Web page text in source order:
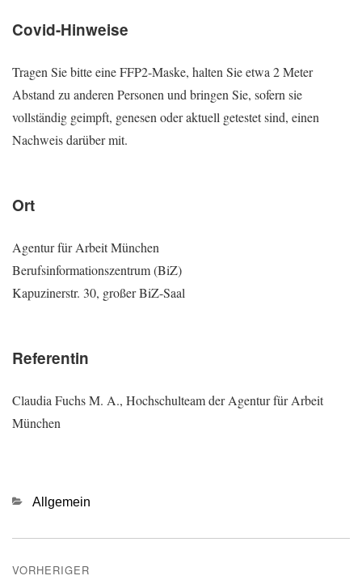
Covid-Hinweise
Tragen Sie bitte eine FFP2-Maske, halten Sie etwa 2 Meter
Abstand zu anderen Personen und bringen Sie, sofern sie
vollständig geimpft, genesen oder aktuell getestet sind, einen
Nachweis darüber mit.
Ort
Agentur für Arbeit München
Berufsinformationszentrum (BiZ)
Kapuzinerstr. 30, großer BiZ-Saal
Referentin
Claudia Fuchs M. A., Hochschulteam der Agentur für Arbeit
München
Kategorien
Allgemein
VORHERIGER